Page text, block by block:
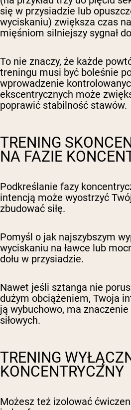
się w przysiadzie lub
wyciskaniu) zwiększa czas
mięśniom silniejszy sygnał
To nie znaczy, że każde
treningu musi być boleśnie
wprowadzenie
ekscentrycznych może
poprawić stabilność stawów.
TRENING
NA FAZIE
Podkreślanie fazy
intencją może wyostrzyć
zbudować siłę.
Pomyśl o jak najszybszym
wyciskaniu na ławce lub
dołu w przysiadzie.
Nawet jeśli sztanga nie
dużym obciążeniem, Twoja
ją wybuchowo, ma
siłowych.
TRENING
KONCENTRYCZNY
Możesz też izolować